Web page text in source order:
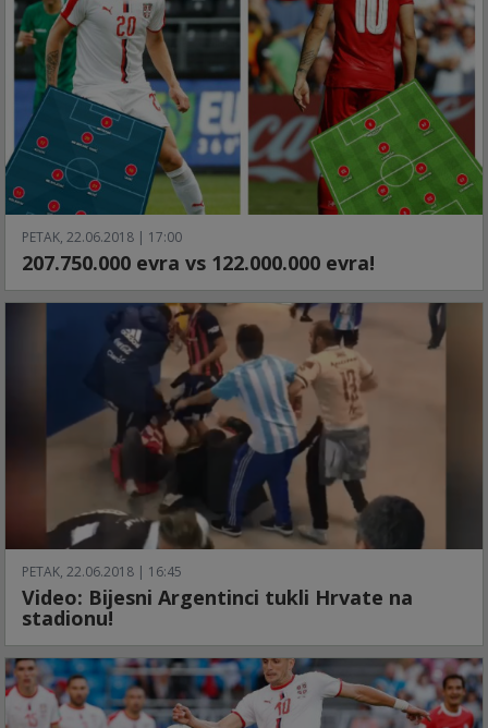
PETAK, 22.06.2018 | 17:00
207.750.000 evra vs 122.000.000 evra!
PETAK, 22.06.2018 | 16:45
Video: Bijesni Argentinci tukli Hrvate na
stadionu!